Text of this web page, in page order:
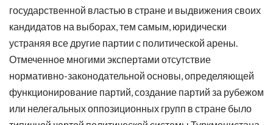
государственной властью в стране и выдвижения своих
кандидатов на выборах, тем самым, юридически
устраняя все другие партии с политической арены.
Отмеченное многими экспертами отсутствие
нормативно-законодательной основы, определяющей
функционирование партий, создание партий за рубежом
или нелегальных оппозиционных групп в стране было